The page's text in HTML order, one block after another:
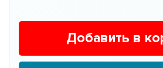
Добавить в